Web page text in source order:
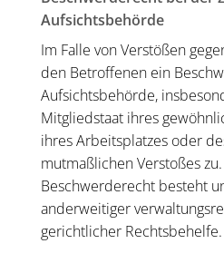
Aufsichts­behörde
Im Falle von Verstößen
den Betroffenen ein
Aufsichtsbehörde,
Mitgliedstaat ihres
ihres Arbeitsplatzes oder
mutmaßlichen Verstoßes
Beschwerderecht besteht
anderweitiger
gerichtlicher Rechtsbehelfe.